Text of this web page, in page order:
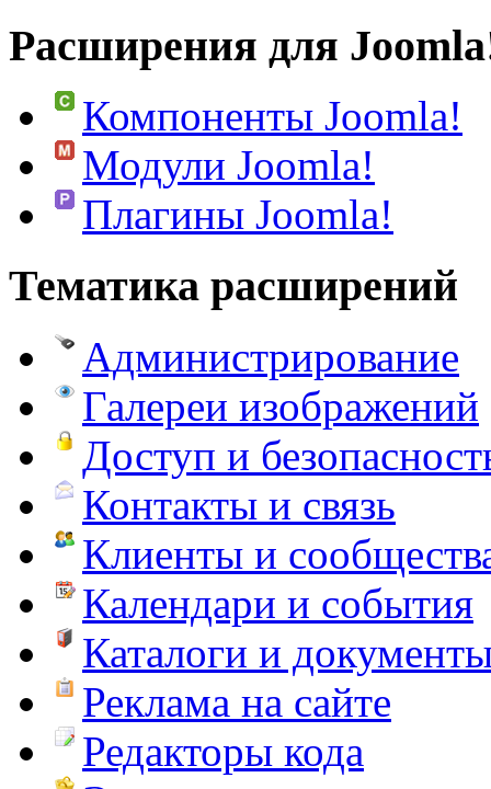
Расширения для
Компоненты Joomla!
Модули Joomla!
Плагины Joomla!
Тематика расширений
Администрирование
Галереи изображений
Доступ и
Контакты и связь
Клиенты и
Календари и события
Каталоги и
Реклама на сайте
Редакторы кода